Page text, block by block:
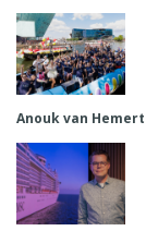
Anouk van Hemert